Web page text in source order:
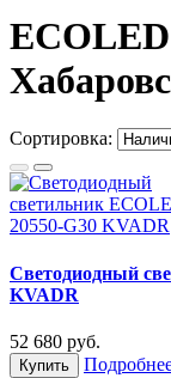
Сортировка:
Светодиодный
KVADR
52 680 руб.
Купить